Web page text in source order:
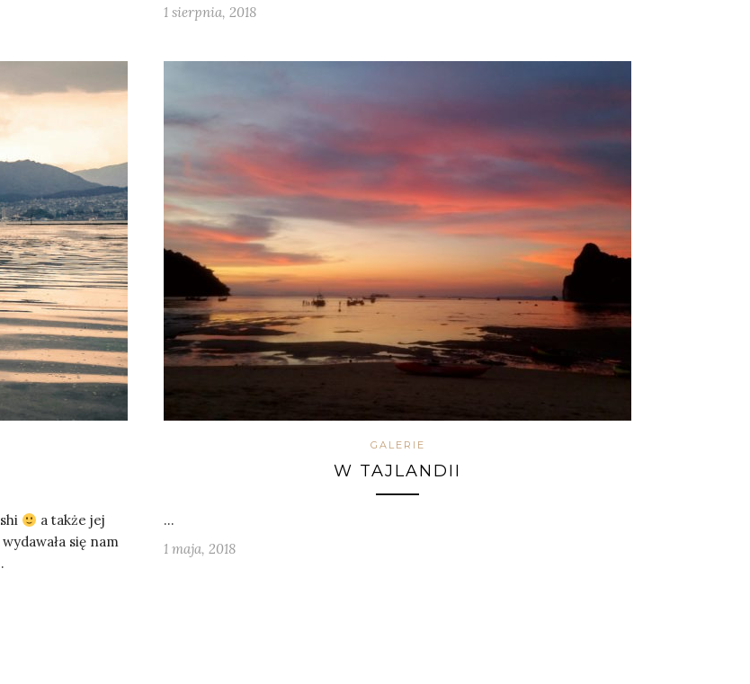
1 sierpnia, 2018
a także jej
się nam
GALERIE
W TAJLANDII
…
1 maja, 2018